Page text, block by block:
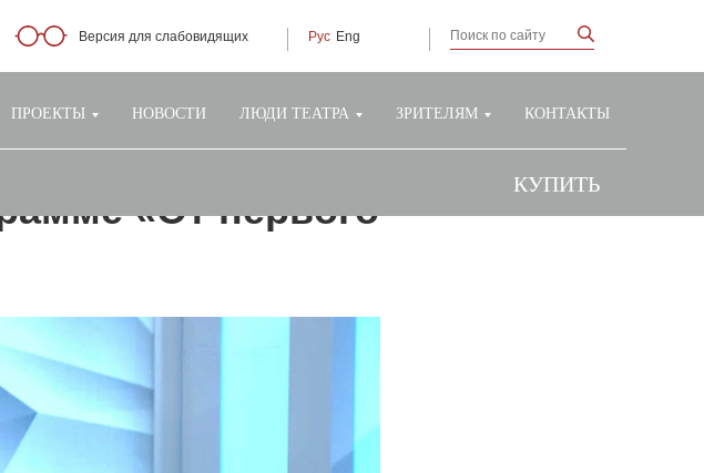
Версия для слабовидящих Рус Eng
ПРОЕКТЫ НОВОСТИ ЛЮДИ ТЕАТРА ЗРИТЕЛЯМ КОНТАКТЫ
КУПИТЬ
«От первого